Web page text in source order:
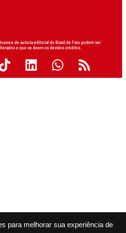
para melhorar sua experiência de
e de autoria editorial do Brasil de Fato podem ser
e que se deem os devidos créditos.